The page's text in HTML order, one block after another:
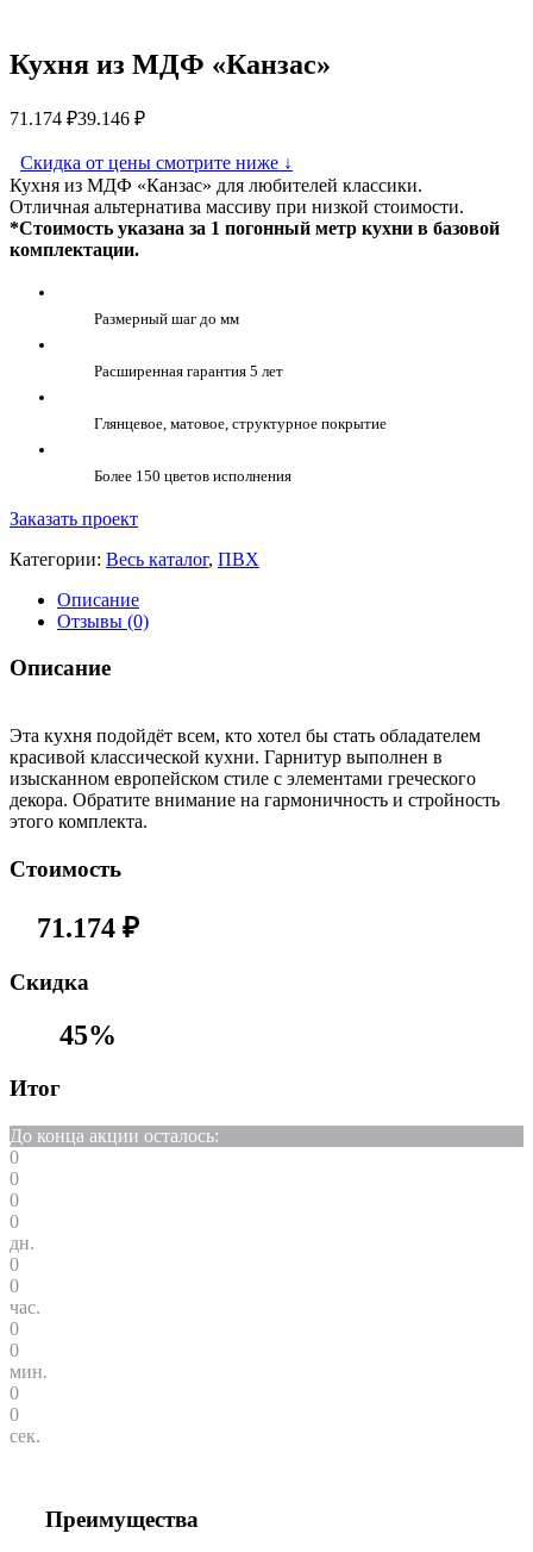
Кухня из МДФ «Канзас»
71.174 ₽39.146 ₽
Скидка от цены смотрите ниже ↓
Кухня из МДФ «Канзас» для любителей классики.
Отличная альтернатива массиву при низкой стоимости.
*Стоимость указана за 1 погонный метр кухни в базовой
комплектации.
Размерный шаг до мм
Расширенная гарантия 5 лет
Глянцевое, матовое, структурное покрытие
Более 150 цветов исполнения
Заказать проект
Категории: Весь каталог, ПВХ
Описание
Отзывы (0)
Описание
Эта кухня подойдёт всем, кто хотел бы стать обладателем
красивой классической кухни. Гарнитур выполнен в
изысканном европейском стиле с элементами греческого
декора. Обратите внимание на гармоничность и стройность
этого комплекта.
Стоимость
71.174₽
Cкидка
45%
Итог
До конца акции осталось:
0
0
0
0
дн.
0
0
час.
0
0
мин.
0
0
сек.
Преимущества